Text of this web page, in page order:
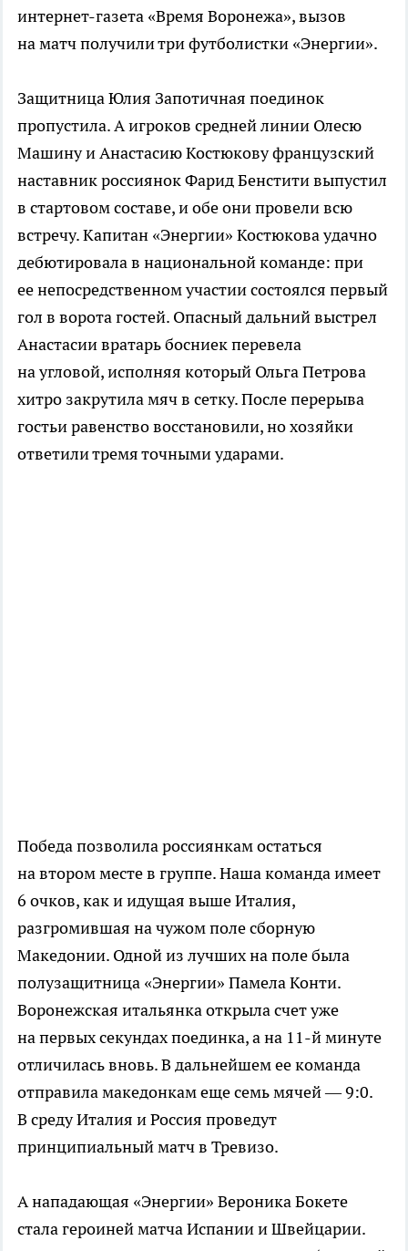
интернет-газета «Время Воронежа», вызов
на матч получили три футболистки «Энергии».
Защитница Юлия Запотичная поединок
пропустила. А игроков средней линии Олесю
Машину и Анастасию Костюкову французский
наставник россиянок Фарид Бенстити выпустил
в стартовом составе, и обе они провели всю
встречу. Капитан «Энергии» Костюкова удачно
дебютировала в национальной команде: при
ее непосредственном участии состоялся первый
гол в ворота гостей. Опасный дальний выстрел
Анастасии вратарь босниек перевела
на угловой, исполняя который Ольга Петрова
хитро закрутила мяч в сетку. После перерыва
гостьи равенство восстановили, но хозяйки
ответили тремя точными ударами.
Победа позволила россиянкам остаться
на втором месте в группе. Наша команда имеет
6 очков, как и идущая выше Италия,
разгромившая на чужом поле сборную
Македонии. Одной из лучших на поле была
полузащитница «Энергии» Памела Конти.
Воронежская итальянка открыла счет уже
на первых секундах поединка, а на 11-йминуте
отличилась вновь. В дальнейшем ее команда
отправила македонкам еще семь мячей — 9:0.
В среду Италия и Россия проведут
принципиальный матч в Тревизо.
А нападающая «Энергии» Вероника Бокете
стала героиней матча Испании и Швейцарии.